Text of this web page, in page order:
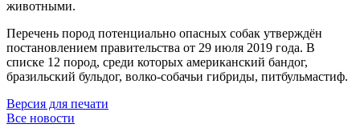
животными.
Перечень пород потенциально опасных собак утверждён
постановлением правительства от 29 июля 2019 года. В
списке 12 пород, среди которых американский бандог,
бразильский бульдог, волко-собачьи гибриды, питбульмастиф.
Версия для печати
Все новости